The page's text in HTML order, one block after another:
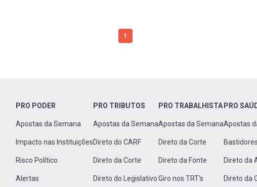
1
PRO PODER
Apostas da Semana
Impacto nas Instituições
Risco Político
Alertas
PRO TRIBUTOS
Apostas da Semana
Direto do CARF
Direto da Corte
Direto do Legislativo
PRO TRABALHISTA
Apostas da Semana
Direto da Corte
Direto da Fonte
Giro nos TRT's
PRO
Apostas
Direto da
Direto da